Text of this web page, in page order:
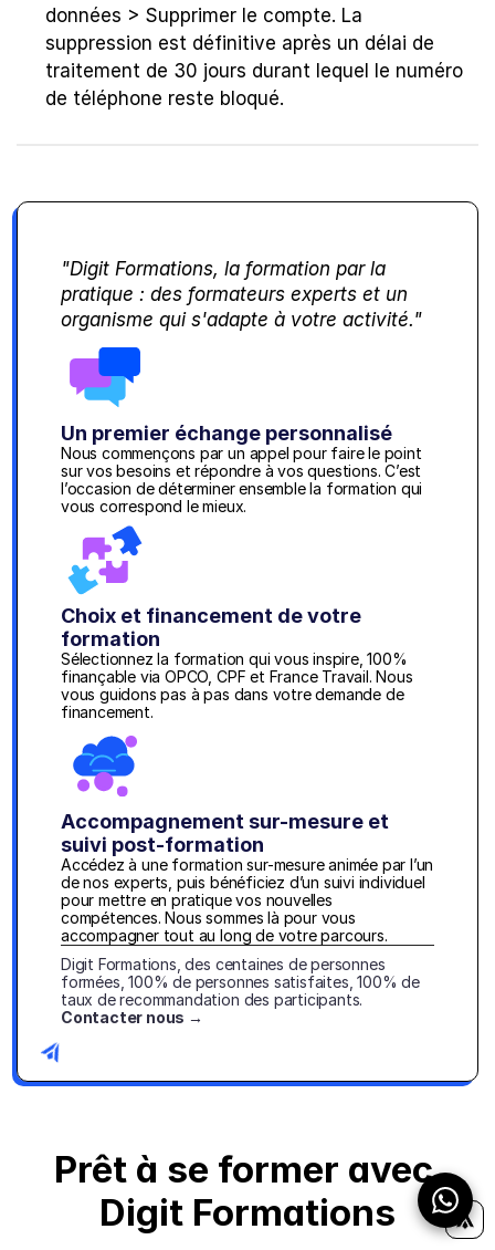
données > Supprimer le compte. La
suppression est définitive après un délai de
traitement de 30 jours durant lequel le numéro
de téléphone reste bloqué.
"Digit Formations, la formation par la
pratique : des formateurs experts et un
organisme qui s'adapte à votre activité."
Un premier échange personnalisé
Nous commençons par un appel pour faire le point
sur vos besoins et répondre à vos questions. C’est
l’occasion de déterminer ensemble la formation qui
vous correspond le mieux.
Choix et financement de votre
formation
Sélectionnez la formation qui vous inspire, 100%
finançable via OPCO, CPF et France Travail. Nous
vous guidons pas à pas dans votre demande de
financement.
Accompagnement sur-mesure et
suivi post-formation
Accédez à une formation sur-mesure animée par l’un
de nos experts, puis bénéficiez d’un suivi individuel
pour mettre en pratique vos nouvelles
compétences. Nous sommes là pour vous
accompagner tout au long de votre parcours.
Digit Formations, des centaines de personnes
formées, 100% de personnes satisfaites, 100% de
Contacter nous →
4
5
Prêt à se former avec
Digit Formations